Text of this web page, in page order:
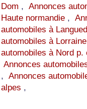
Dom , Annonces
Haute normandie,
automobiles à
automobiles à Lorraine
automobiles à Nord p.
Annonces
, Annonces
alpes ,